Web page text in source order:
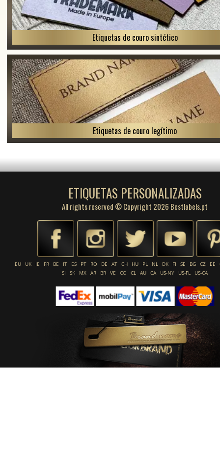
Etiquetas de couro sintético
Etiquetas de couro legítimo
ETIQUETAS PERSONALIZADAS
All rights reserved © Copyright 2026 Bestlabels.pt
EU UK IE FR BE IT ES PT RO DE AT CH HU PL NL DK FI SE BG CZ EE
SI
SK MX AR BR VE CO CL AU CA US-NY US-FL US-CA